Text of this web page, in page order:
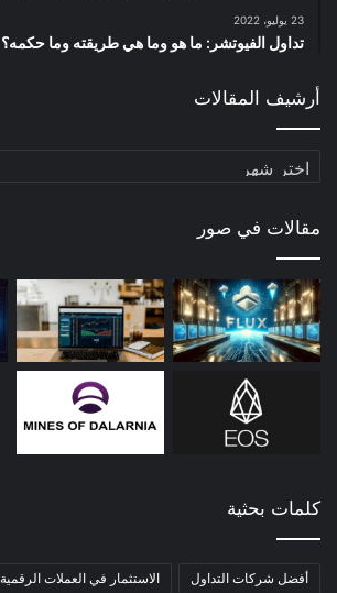
23 يوليو، 2022
تداول الفيوتشر: ما هو وما هي طريقته وما حكمه؟
أرشيف المقالات
أرشيف
مقالات في صور
كلمات بحثية
أفضل شركات التداول الاستثمار في العملات الرقمية